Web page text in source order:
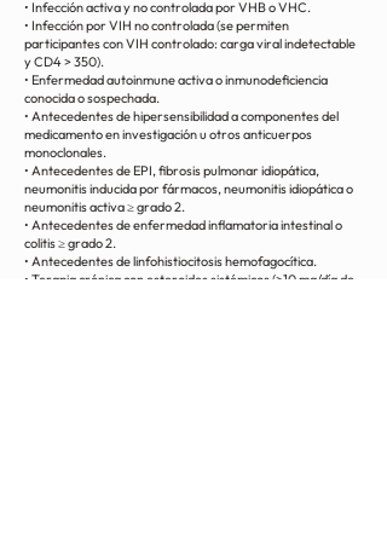
• Infección activa y no controlada por VHB o VHC.
• Infección por VIH no controlada (se permiten
participantes con VIH controlado: carga viral indetectable
y CD4 > 350).
• Enfermedad autoinmune activa o inmunodeficiencia
conocida o sospechada.
• Antecedentes de hipersensibilidad a componentes del
medicamento en investigación u otros anticuerpos
monoclonales.
• Antecedentes de EPI, fibrosis pulmonar idiopática,
neumonitis inducida por fármacos, neumonitis idiopática o
neumonitis activa ≥ grado 2.
• Antecedentes de enfermedad inflamatoria intestinal o
colitis ≥ grado 2.
• Antecedentes de linfohistiocitosis hemofagocítica.
• Terapia crónica con esteroides sistémicos (>10 mg/día de